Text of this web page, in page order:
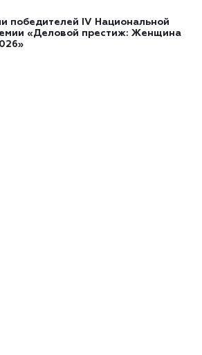
победителей IV Национальной
«Деловой престиж: Женщина